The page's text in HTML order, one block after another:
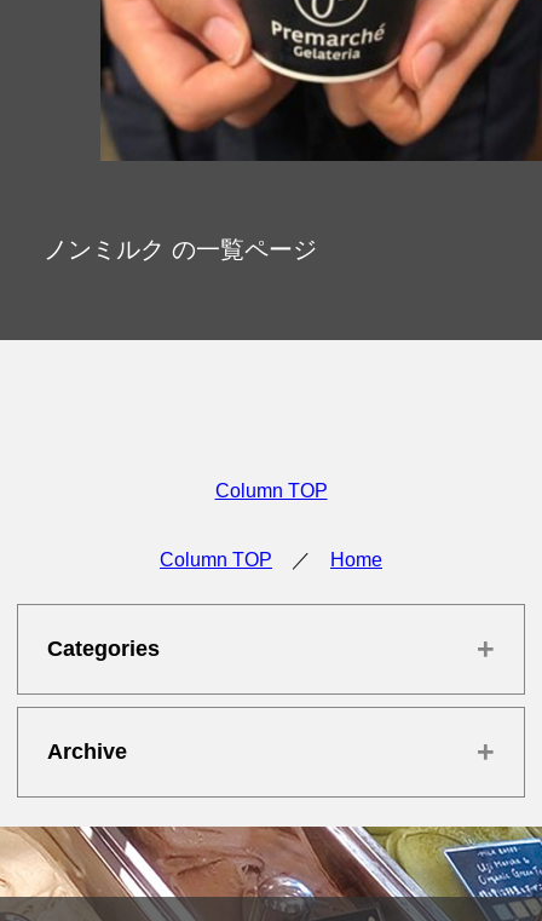
お知らせ・メディア掲載
お問い合わせ
Columnコラム・連載
ノンミルク の一覧ページ
Column TOP
Column TOP ／ Home
Categories +
Archive +